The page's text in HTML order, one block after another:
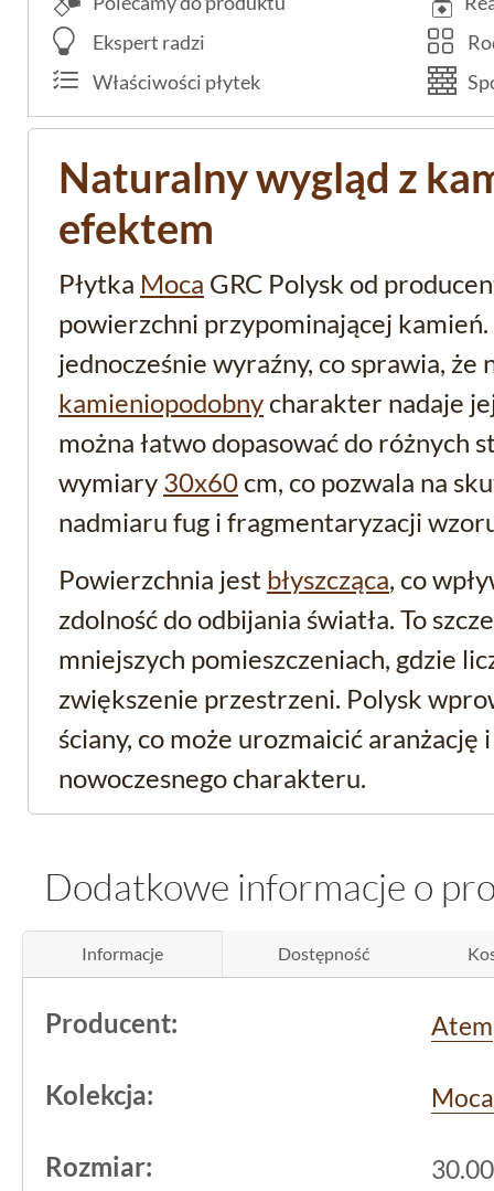
Ekspert radzi
Właściwości płytek
Naturalny wygląd z
efektem
Płytka Moca GRC Polysk od
powierzchni przypominającej
jednocześnie wyraźny, co sprawia, że
kamieniopodobny charakter nadaje
można łatwo dopasować do różnych
wymiary 30x60 cm, co pozwala na
nadmiaru fug i fragmentaryzacji
Powierzchnia jest błyszcząca, co
zdolność do odbijania światła. To
mniejszych pomieszczeniach, gdzie
zwiększenie przestrzeni. Polysk
ściany, co może urozmaicić aranżację
nowoczesnego charakteru.
kamieniopodobna
Produkt stanowi błyszczącą
powierzchni, idealnie sprawdzi się w
Materiał jest odporny na wilgoć, a
utrzymanie czystości. Tam, gdzie
mycie, takie cechy są niezastąpione.
Dodatkowe informacje o
Informacje Dostępność
Producent: Atem
Kolekcja: Moca
Rozmiar: